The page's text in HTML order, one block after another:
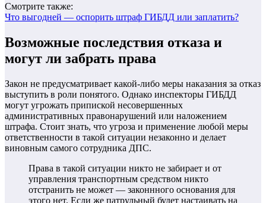
Смотрите также:
Что выгодней — оспорить штраф ГИБДД или заплатить?
Возможные последствия отказа и
могут ли забрать права
Закон не предусматривает какой-либо меры наказания за отказ
выступить в роли понятого. Однако инспекторы ГИБДД
могут угрожать припиской несовершенных
административных правонарушений или наложением
штрафа. Стоит знать, что угроза и применение любой меры
ответственности в такой ситуации незаконно и делает
виновным самого сотрудника ДПС.
Права в такой ситуации никто не забирает и от
управления транспортным средством никто
отстранить не может — законнного основания для
этого нет. Если же патрульный будет настаивать на